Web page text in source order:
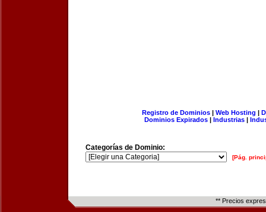
Registro de Dominios| Web Hosting |
Dominios Expirados | Industrias |
Categorías de Dominio:
[Pág.
** Precios